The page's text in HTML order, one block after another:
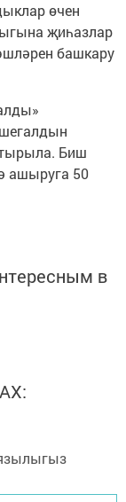
өчен
җиһазлар
башкару
Биш
ашыруга 50
в